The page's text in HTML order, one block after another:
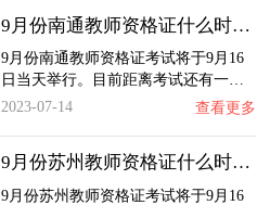
9月份南通教师资格证什么时候考？
9月份南通教师资格证考试将于9月16
日当天举行。目前距离考试还有一…
2023-07-14
查看更多
9月份苏州教师资格证什么时候考？
9月份苏州教师资格证考试将于9月16